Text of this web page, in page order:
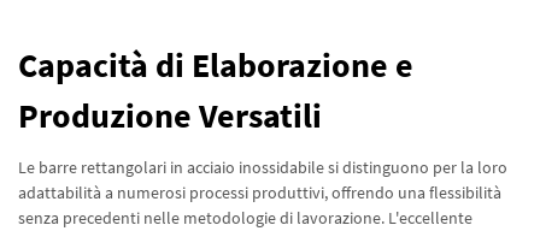
Capacità di Elaborazione e
Produzione Versatili
Le barre rettangolari in acciaio inossidabile si distinguono per la loro
adattabilità a numerosi processi produttivi, offrendo una flessibilità
senza precedenti nelle metodologie di lavorazione. L'eccellente